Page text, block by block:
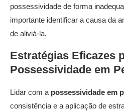
possessividade de forma
importante identificar a causa da
de aliviá-la.
Estratégias Eficazes
Possessividade em
Lidar com a possessividade em
consistência e a aplicação de